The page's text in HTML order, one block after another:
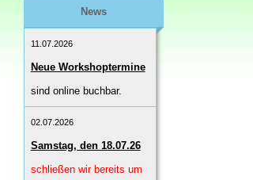
News
11.07.2026
Neue Workshoptermine
sind online buchbar.
02.07.2026
Samstag, den 18.07.26
schließen wir bereits um